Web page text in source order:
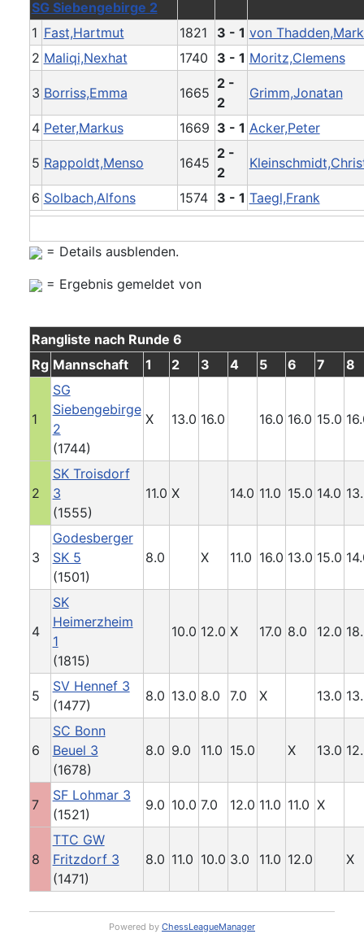
SG Siebengebirge 2
1 Fast,Hartmut 1821 3 - 1 von
2 Maliqi,Nexhat 1740 3 - 1 Moritz,Clemens
3 Borriss,Emma 1665
2 -
2
Grimm,Jonatan
4 Peter,Markus 1669 3 - 1 Acker,Peter
5 Rappoldt,Menso 1645
2 -
2
6 Solbach,Alfons 1574 3 - 1 Taegl,Frank
= Details ausblenden.
= Ergebnis gemeldet von
Rangliste nach Runde 6
Rg Mannschaft 1 2 3 4 5 6 7 8
1
SG
Siebengebirge
2
(1744)
X 13.0 16.0 16.0 16.0 15.0
2
SK Troisdorf
3
(1555)
11.0 X 14.0 11.0 15.0 14.0
3
Godesberger
SK 5
(1501)
8.0 X 11.0 16.0 13.0 15.0
4
SK
Heimerzheim
1
(1815)
10.0 12.0 X 17.0 8.0 12.0
5
SV Hennef 3
(1477)
8.0 13.0 8.0 7.0 X 13.0
6
SC Bonn
Beuel 3
(1678)
8.0 9.0 11.0 15.0 X 13.0
7
SF Lohmar 3
(1521)
9.0 10.0 7.0 12.0 11.0 11.0 X
8
TTC GW
Fritzdorf 3
(1471)
8.0 11.0 10.0 3.0 11.0 12.0 X
Powered by ChessLeagueManager